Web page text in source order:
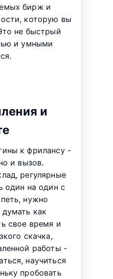
бирж и
которую вы
не быстрый
и умными
и
к фрилансу -
и вызов.
регулярные
один на один с
нужно
как
свое время и
скачка,
работы -
научиться
пробовать